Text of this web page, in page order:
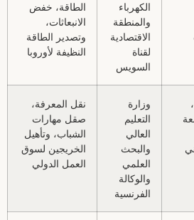
الكهرباء
والمنطقة
الاقتصادية
لقناة
السويس
الطاقة، خفض
الانبعاثات،
وتصدير الطاقة
النظيفة لأوروبا
وزارة
التعليم
العالي
والبحث
العلمي
والوكالة
الفرنسية
نقل المعرفة،
صقل مهارات
الشباب، وتأهيل
الخريجين لسوق
العمل الدولي